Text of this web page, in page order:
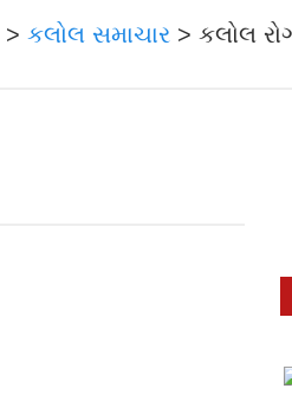
> કલોલ સમાચાર > કલોલ